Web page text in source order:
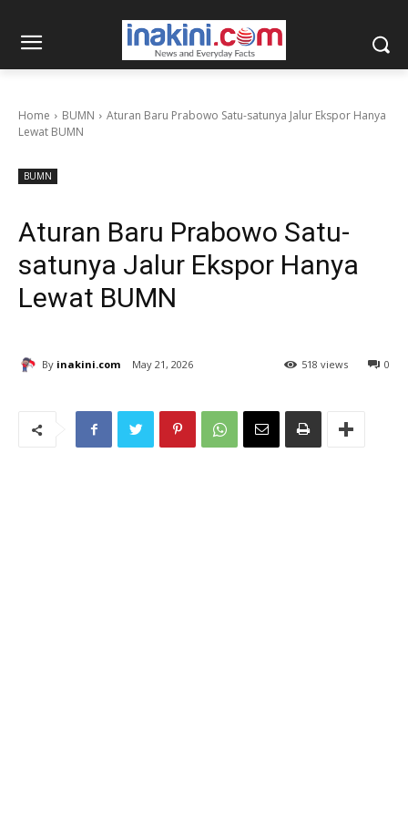
Home BUMN
Aturan Baru Prabowo Satu-satunya Jalur Ekspor Hanya
Lewat BUMN
BUMN
Aturan Baru Prabowo Satu-
satunya Jalur Ekspor Hanya
Lewat BUMN
By inakini.com May 21, 2026 0
518 views